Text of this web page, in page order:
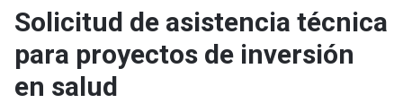
Solicitud de asistencia técnica
para proyectos de inversión
en salud